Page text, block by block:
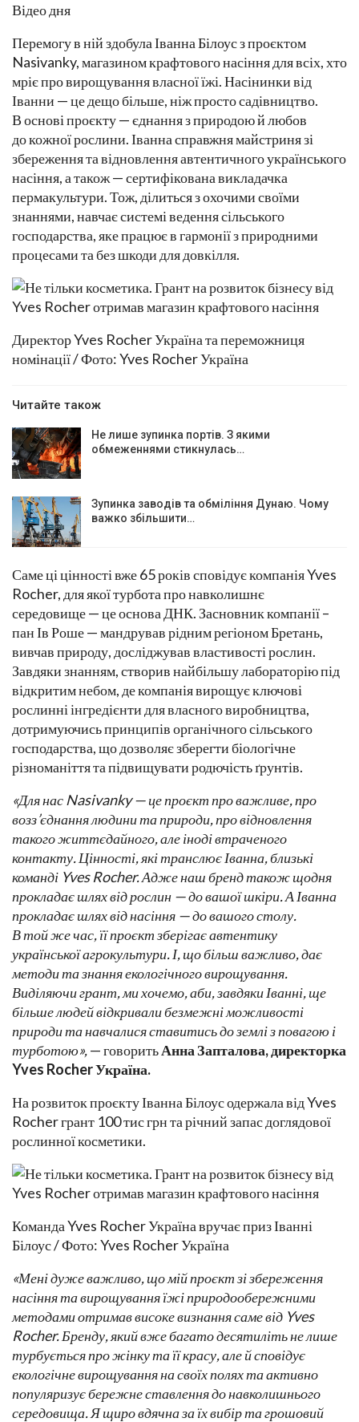
Відео дня
Перемогу в ній здобула Іванна Білоус з проєктом
Nasivanky, магазином крафтового насіння для всіх, хто
мріє про вирощування власної їжі. Насінинки від
Іванни — це дещо більше, ніж просто садівництво.
В основі проєкту — єднання з природою й любов
до кожної рослини. Іванна справжня майстриня зі
збереження та відновлення автентичного українського
насіння, а також — сертифікована викладачка
пермакультури. Тож, ділиться з охочими своїми
знаннями, навчає системі ведення сільського
господарства, яке працює в гармонії з природними
процесами та без шкоди для довкілля.
Директор Yves Rocher Україна та переможниця
номінації / Фото: Yves Rocher Україна
Читайте також
Не лише зупинка портів. З якими
обмеженнями стикнулась…
Зупинка заводів та обміління Дунаю. Чому
важко збільшити…
Саме ці цінності вже 65 років сповідує компанія Yves
Rocher, для якої турбота про навколишнє
середовище — це основа ДНК. Засновник компанії –
пан Ів Роше — мандрував рідним регіоном Бретань,
вивчав природу, досліджував властивості рослин.
Завдяки знанням, створив найбільшу лабораторію під
відкритим небом, де компанія вирощує ключові
рослинні інгредієнти для власного виробництва,
дотримуючись принципів органічного сільського
господарства, що дозволяє зберегти біологічне
різноманіття та підвищувати родючість ґрунтів.
«Для нас Nasivanky — це проєкт про важливе, про
возз’єднання людини та природи, про відновлення
такого життєдайного, але іноді втраченого
контакту. Цінності, які транслює Іванна, близькі
команді Yves Rocher. Адже наш бренд також щодня
прокладає шлях від рослин — до вашої шкіри. А Іванна
прокладає шлях від насіння — до вашого столу.
В той же час, її проєкт зберігає автентику
української агрокультури. І, що більш важливо, дає
методи та знання екологічного вирощування.
Виділяючи грант, ми хочемо, аби, завдяки Іванні, ще
більше людей відкривали безмежні можливості
природи та навчалися ставитись до землі з повагою і
турботою»,— говоритьАнна Запталова, директорка
Yves Rocher Україна.
На розвиток проєкту Іванна Білоус одержала від Yves
Rocher грант 100 тис грн та річний запас доглядової
рослинної косметики.
Команда Yves Rocher Україна вручає приз Іванні
Білоус / Фото: Yves Rocher Україна
«Мені дуже важливо, що мій проєкт зі збереження
насіння та вирощування їжі природообережними
методами отримав високе визнання саме від Yves
Rocher. Бренду, який вже багато десятиліть не лише
турбується про жінку та її красу, але й сповідує
екологічне вирощування на своїх полях та активно
популяризує бережне ставлення до навколишнього
середовища. Я щиро вдячна за їх вибір та грошовий